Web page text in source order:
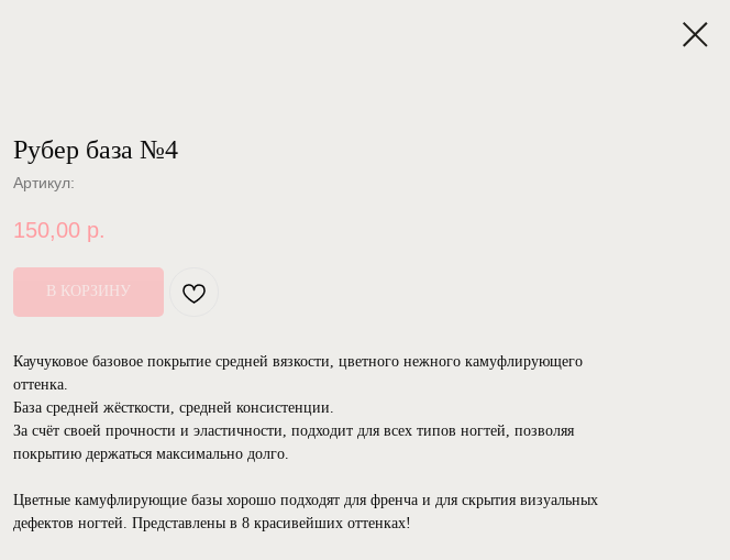
Рубер база №4
Артикул:
150,00 р.
В КОРЗИНУ
Каучуковое базовое покрытие средней вязкости, цветного нежного камуфлирующего
оттенка.
База средней жёсткости, средней консистенции.
За счёт своей прочности и эластичности, подходит для всех типов ногтей, позволяя
покрытию держаться максимально долго.
Цветные камуфлирующие базы хорошо подходят для френча и для скрытия визуальных
дефектов ногтей. Представлены в 8 красивейших оттенках!